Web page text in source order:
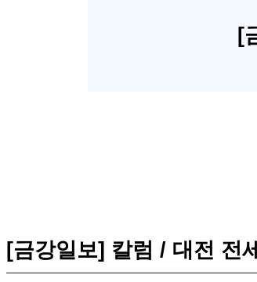
[
[금강일보] 칼럼 / 대전 전